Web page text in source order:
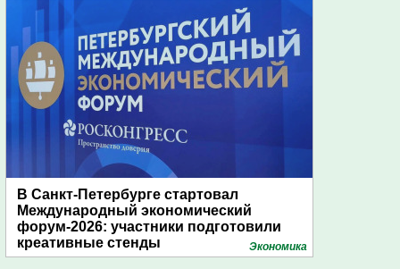
В Санкт-Петербурге стартовал
Международный экономический
форум-2026: участники подготовили
креативные стенды
Экономика